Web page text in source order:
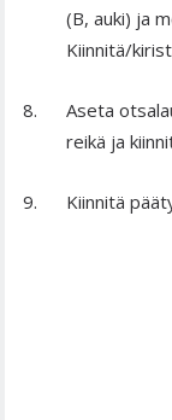
(B, auki) ja
Kiinnitä/
Aseta
reikä ja
Kiinnitä